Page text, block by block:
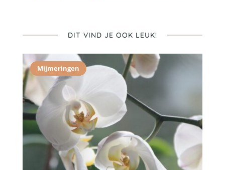
DIT VIND JE OOK LEUK!
Mijmeringen